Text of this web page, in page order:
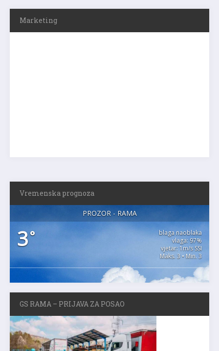
Marketing
Vremenska prognoza
PROZOR - RAMA
3°
blaga naoblaka
vlaga: 97%
vjetar: 1m/s SSI
Maks. 3 • Min. 3
GS RAMA – PRIJAVA ZA POSAO